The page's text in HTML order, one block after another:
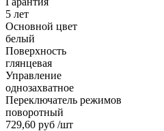
5 лет
Основной цвет
белый
Поверхность
глянцевая
Управление
однозахватное
Переключатель режимов
поворотный
729,60 руб /шт